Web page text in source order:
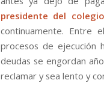
presidente del
continuamente. Entre
procesos de ejecución
deudas se engordan
reclamar y sea lento y